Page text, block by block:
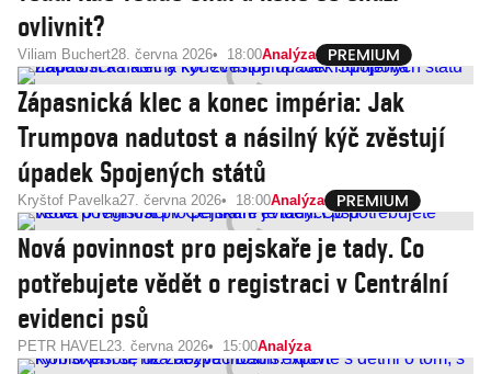
ovlivnit?
Viliam Buchert28. června 2026 18:00Analýza
Zápasnická klec a konec impéria: Jak
Trumpova nadutost a násilný kýč zvěstují
úpadek Spojených států
Kryštof Pavelka27. června 2026 18:00Analýza
Nová povinnost pro pejskaře je tady. Co
potřebujete vědět o registraci v Centrální
evidenci psů
PETR HAVEL23. června 2026 15:00Analýza